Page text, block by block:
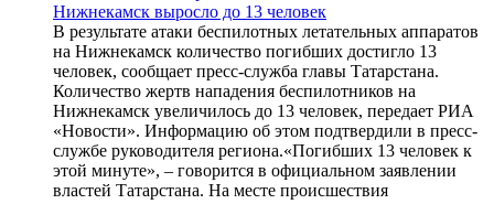
Нижнекамск выросло до 13 человек
В результате атаки беспилотных летательных аппаратов
на Нижнекамск количество погибших достигло 13
человек, сообщает пресс-служба главы Татарстана.
Количество жертв нападения беспилотников на
Нижнекамск увеличилось до 13 человек, передает РИА
«Новости». Информацию об этом подтвердили в пресс-
службе руководителя региона.«Погибших 13 человек к
этой минуте», – говорится в официальном заявлении
властей Татарстана. На месте происшествия